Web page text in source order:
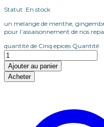
Statut :En stock
un melange de menthe,
pour l’assaisonnement de nos
quantité de Cinq epices Quantité
Ajouter au panier
Acheter